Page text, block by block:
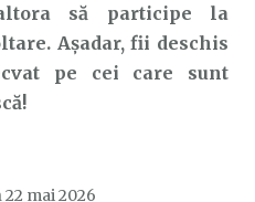
să participe la
Așadar, fii deschis
pe cei care sunt
22 mai 2026